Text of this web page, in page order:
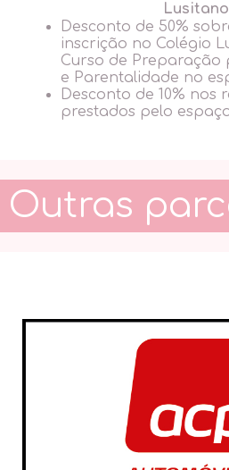
Desconto de 50%
inscrição no Colégio
Curso de Preparação
e Parentalidade no
Desconto de 10% nos
prestados pelo
Outras